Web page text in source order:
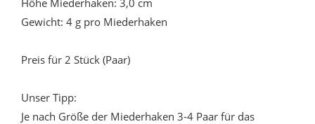
Höhe Miederhaken: 3,0 cm
Gewicht: 4 g pro Miederhaken
Preis für 2 Stück (Paar)
Unser Tipp:
Je nach Größe der Miederhaken 3-4 Paar für das